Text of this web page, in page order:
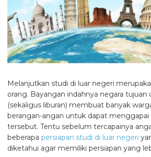
Melanjutkan studi di luar negeri
orang. Bayangan indahnya negara tujuan
(sekaligus liburan) membuat banyak
berangan-angan untuk dapat
tersebut. Tentu sebelum tercapainya
beberapa persiapan studi di luar negeri
diketahui agar memiliki persiapan yang